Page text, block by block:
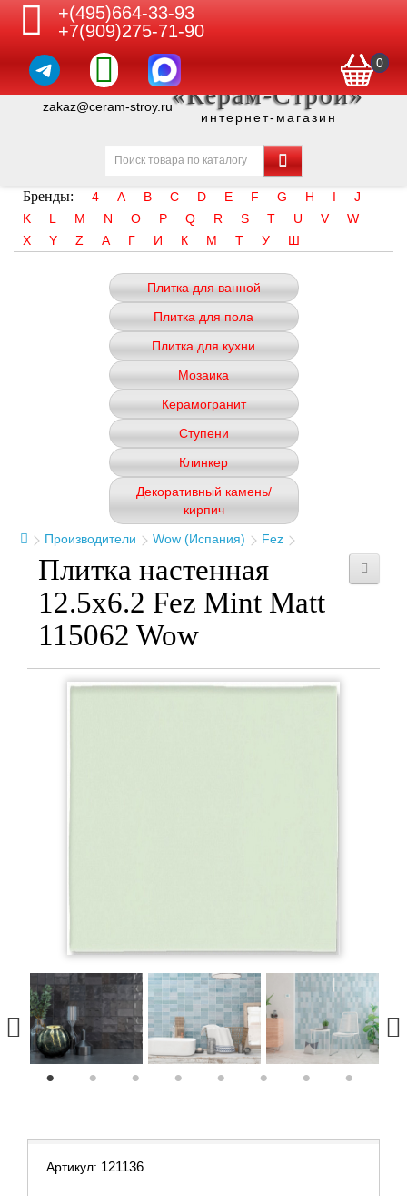
+(495)664-33-93
+7(909)275-71-90
0
zakaz@ceram-stroy.ru«Керам-Строй»
интернет-магазин
Бренды: 4 A B C D E F G H I
J
K
L M N O P Q R S T U V
W
X
Y Z А Г И К М Т У Ш
Плитка для ванной
Плитка для пола
Плитка для кухни
Мозаика
Керамогранит
Ступени
Клинкер
Декоративный камень/
кирпич
Производители
Wow (Испания) Fez
Плитка настенная
12.5x6.2 Fez Mint Matt
115062 Wow
Артикул: 121136